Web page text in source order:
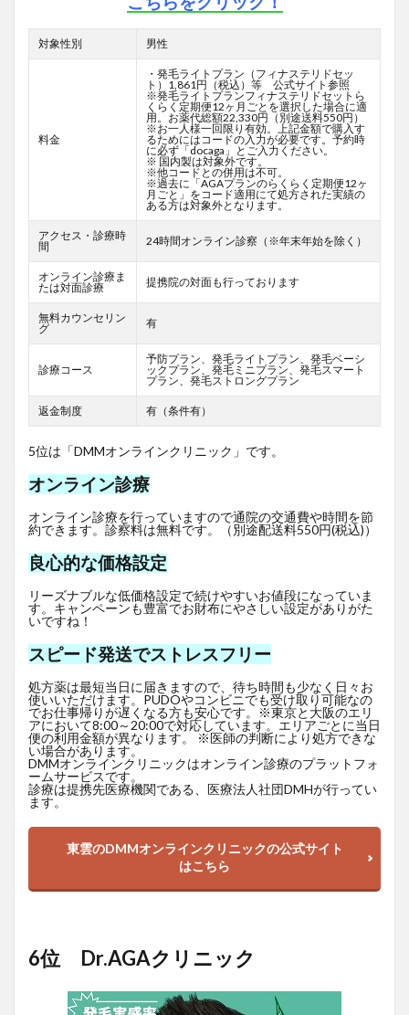
対象性別 男性
料金
・発毛ライトプラン（フィナステリドセッ
ト）1,861円（税込）等 公式サイト参照
※発毛ライトプランフィナステリドセットら
くらく定期便12ヶ月ごとを選択した場合に適
用。お薬代総額22,330円（別途送料550円）
※お一人様一回限り有効。上記金額で購入す
るためにはコードの入力が必要です。予約時
に必ず「docaga」とご入力ください。
※ 国内製は対象外です。
※他コードとの併用は不可。
※過去に「AGAプランのらくらく定期便12ヶ
月ごと」をコード適用にて処方された実績の
ある方は対象外となります。
アクセス・診療時
間
24時間オンライン診察（※年末年始を除く）
オンライン診療ま
たは対面診療
提携院の対面も行っております
無料カウンセリン
グ
有
診療コース
予防プラン、発毛ライトプラン、発毛ベーシ
ックプラン、発毛ミニプラン、発毛スマート
プラン、発毛ストロングプラン
返金制度 有（条件有）
5位は「DMMオンラインクリニック」です。
オンライン診療
オンライン診療を行っていますので通院の交通費や時間を節
約できます。診察料は無料です。（別途配送料550円(税込)）
良心的な価格設定
リーズナブルな低価格設定で続けやすいお値段になっていま
す。キャンペーンも豊富でお財布にやさしい設定がありがた
いですね！
スピード発送でストレスフリー
処方薬は最短当日に届きますので、待ち時間も少なく日々お
使いいただけます。PUDOやコンビニでも受け取り可能なの
でお仕事帰りが遅くなる方も安心です。※東京と大阪のエリ
アにおいて8:00～20:00で対応しています。エリアごとに当日
便の利用金額が異なります。 ※医師の判断により処方できな
い場合があります。
DMMオンラインクリニックはオンライン診療のプラットフォ
ームサービスです。
診療は提携先医療機関である、医療法人社団DMHが行ってい
ます。
東雲のDMMオンラインクリニックの公式サイト
はこちら
6位 Dr.AGAクリニック